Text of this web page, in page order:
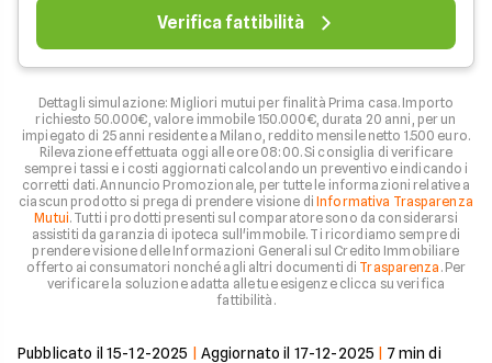
Verifica fattibilità
Dettagli simulazione: Migliori mutui per finalità Prima casa. Importo
richiesto 50.000€, valore immobile 150.000€, durata 20 anni, per un
impiegato di 25 anni residente a Milano, reddito mensile netto 1.500 euro.
Rilevazione effettuata oggi alle ore 08:00. Si consiglia di verificare
sempre i tassi e i costi aggiornati calcolando un preventivo e indicando i
corretti dati. Annuncio Promozionale, per tutte le informazioni relative a
ciascun prodotto si prega di prendere visione diInformativa Trasparenza
Mutui. Tutti i prodotti presenti sul comparatore sono da considerarsi
assistiti da garanzia di ipoteca sull'immobile. Ti ricordiamo sempre di
prendere visione delle Informazioni Generali sul Credito Immobiliare
offerto ai consumatori nonché agli altri documenti di Trasparenza . Per
verificare la soluzione adatta alle tue esigenze clicca su verifica
fattibilità.
Pubblicato il 15-12-2025 Aggiornato il 17-12-2025 7min di